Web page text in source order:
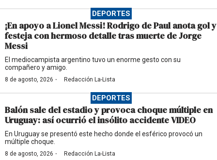
DEPORTES
¡En apoyo a Lionel Messi! Rodrigo de Paul anota gol y
festeja con hermoso detalle tras muerte de Jorge
Messi
El mediocampista argentino tuvo un enorme gesto con su
compañero y amigo.
8 de agosto, 2026 · Redacción La-Lista
DEPORTES
Balón sale del estadio y provoca choque múltiple en
Uruguay: así ocurrió el insólito accidente VIDEO
En Uruguay se presentó este hecho donde el esférico provocó un
múltiple choque.
8 de agosto, 2026 · Redacción La-Lista